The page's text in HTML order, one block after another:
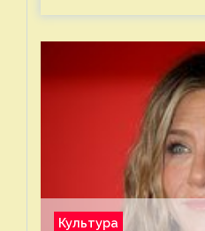
Культура